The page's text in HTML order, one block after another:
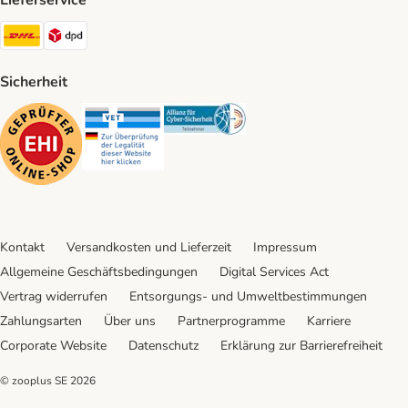
DHL Shipping Method
Sicherheit
Security Security Security
Kontakt Versandkosten und Lieferzeit
Impressum
Allgemeine Geschäftsbedingungen
Digital Services Act
Vertrag widerrufen
Entsorgungs- und Umweltbestimmungen
Zahlungsarten
Über uns Partnerprogramme
Karriere
Corporate Website
Datenschutz Erklärung zur Barrierefreiheit
© zooplus SE 2026